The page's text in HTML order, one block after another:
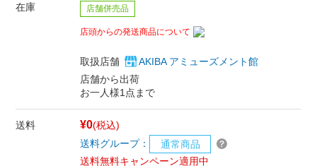
在庫 店舗併売品
店頭からの発送商品について
取扱店舗
AKIBA アミューズメント館
店舗から出荷
お一人様1点まで
送料 ¥0(税込)
送料グループ：
通常商品
送料無料キャンペーン適用中